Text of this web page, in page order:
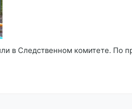
в Следственном комитете. По